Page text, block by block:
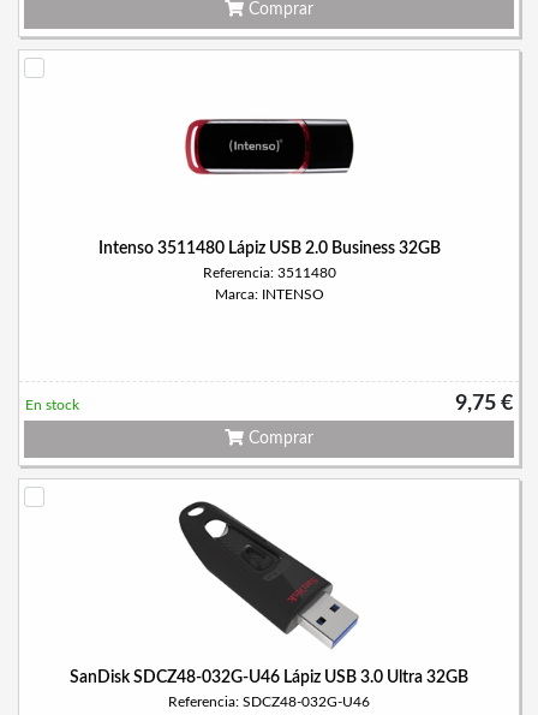
Comprar
Intenso 3511480 Lápiz USB 2.0 Business 32GB
Referencia: 3511480
Marca: INTENSO
9,75 €
En stock
Comprar
SanDisk SDCZ48-032G-U46 Lápiz USB 3.0 Ultra 32GB
Referencia: SDCZ48-032G-U46